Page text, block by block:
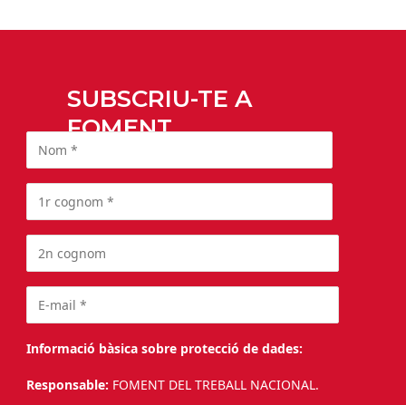
SUBSCRIU-TE A
FOMENT
Informació bàsica sobre protecció de dades:
Responsable: FOMENT DEL TREBALL NACIONAL.